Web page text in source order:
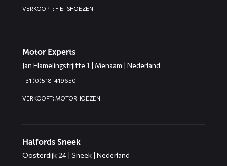
VERKOOPT: FIETSHOEZEN
Motor Experts
Jan Flamelingstrjitte 1 | Menaam | Nederland
+31 (0)518-419650
VERKOOPT: MOTORHOEZEN
Halfords Sneek
Oosterdijk 24 | Sneek | Nederland